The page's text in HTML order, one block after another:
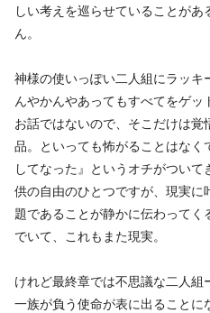
しい考えを巡らせていることが
ん。
神様の使いっぽい二人組にラッ
んやかんやあってもすべてをゲ
お話ではないので、そこだけは
品。といっても怖がることはなく
してなった』というオチがつい
供の自由のひとつですが、現実
題であることが静かに伝わってく
でいて、これもまた現実。
けれど最終章では不思議な二人
一族が負う使命が表に出ること